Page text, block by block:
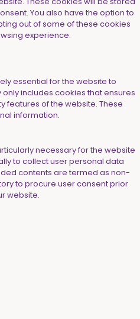
You also have the option to
out of some of these cookies
experience.
essential for the website to
includes cookies that ensures
features of the website. These
information.
necessary for the website
to collect user personal data
contents are termed as non-
to procure user consent prior
website.